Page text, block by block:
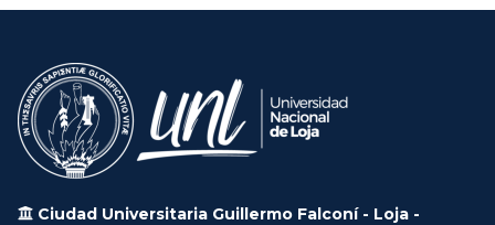
Ciudad Universitaria Guillermo Falconí - Loja -